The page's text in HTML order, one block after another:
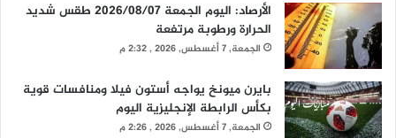
الأرصاد: اليوم الجمعة 2026/08/07 طقس شديد
الحرارة ورطوبة مرتفعة
الجمعة, 7 أغسطس, 2026 , 2:32 م
بايرن ميونخ يواجه أستون فيلا ومنافسات قوية
بكأس الرابطة الإنجليزية اليوم
الجمعة, 7 أغسطس, 2026 , 2:26 م